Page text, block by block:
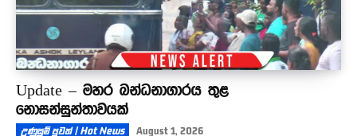
Update – මහර බන්ධනාගාරය තුළ
නොසන්සුන්තාවයක්
උණුසුම් පුවත් | Hot News August 1, 2026